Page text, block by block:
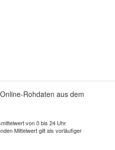
Rohdaten aus dem
von 0 bis 24 Uhr
Mittelwert gilt als vorläufiger